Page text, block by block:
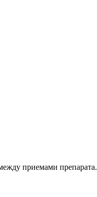
приемами препарата.